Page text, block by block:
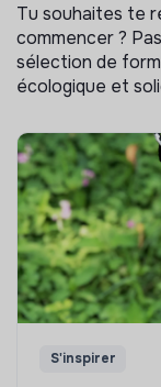
Tu souhaites te
commencer ?
sélection de
écologique et
S'inspirer